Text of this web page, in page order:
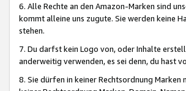
6. Alle Rechte an den Amazon-Marken sind
kommt alleine uns zugute. Sie werden keine
stehen.
7. Du darfst kein Logo von, oder Inhalte
anderweitig verwenden, es sei denn, du hast
8. Sie dürfen in keiner Rechtsordnung